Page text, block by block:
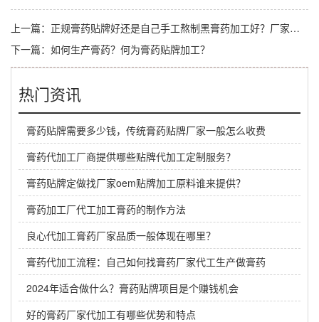
上一篇： 正规膏药贴牌好还是自己手工熬制黑膏药加工好？厂家干货分享
下一篇： 如何生产膏药？何为膏药贴牌加工？
热门资讯
膏药贴牌需要多少钱，传统膏药贴牌厂家一般怎么收费
膏药代加工厂商提供哪些贴牌代加工定制服务？
膏药贴牌定做找厂家oem贴牌加工原料谁来提供？
膏药加工厂代工加工膏药的制作方法
良心代加工膏药厂家品质一般体现在哪里？
膏药代加工流程：自己如何找膏药厂家代工生产做膏药
2024年适合做什么？膏药贴牌项目是个赚钱机会
好的膏药厂家代加工有哪些优势和特点